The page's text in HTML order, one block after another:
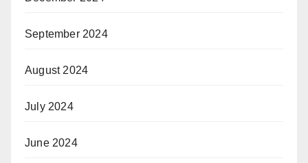
September 2024
August 2024
July 2024
June 2024